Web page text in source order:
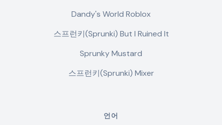
Dandy's World Roblox
스프런키(Sprunki) But I Ruined It
Sprunky Mustard
스프런키(Sprunki) Mixer
언어